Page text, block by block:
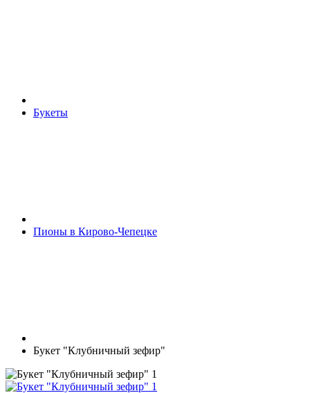
Букеты
Пионы в Кирово-Чепецке
Букет "Клубничный зефир"